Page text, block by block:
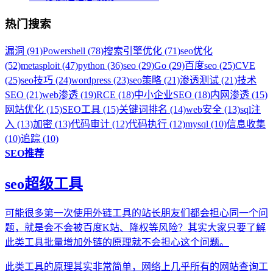
热门搜索
漏洞 (91)Powershell (78)搜索引擎优化 (71)seo优化
(52)metasploit (47)python (36)seo (29)Go (29)百度seo (25)CVE
(25)seo技巧 (24)wordpress (23)seo策略 (21)渗透测试 (21)技术
SEO (21)web渗透 (19)RCE (18)中小企业SEO (18)内网渗透 (15)
网站优化 (15)SEO工具 (15)关键词排名 (14)web安全 (13)sql注
入 (13)加密 (13)代码审计 (12)代码执行 (12)mysql (10)信息收集
(10)追踪 (10)
SEO推荐
seo超级工具
可能很多第一次使用外链工具的站长朋友们都会担心同一个问
题，就是会不会被百度K站、降权等风险？其实大家只要了解
此类工具批量增加外链的原理就不会担心这个问题。
此类工具的原理其实非常简单，网络上几乎所有的网站查询工